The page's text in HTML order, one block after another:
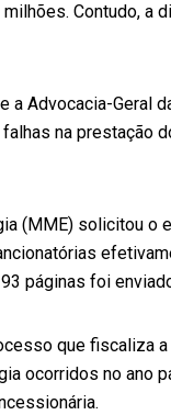
Contudo, a
Advocacia-Geral
falhas na prestação
(MME) solicitou o
páginas foi
que fiscaliza a
ocorridos no ano